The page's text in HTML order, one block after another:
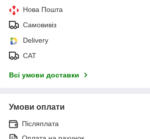
Нова Пошта
Самовивіз
Delivery
САТ
Всі умови доставки
Умови оплати
Післяплата